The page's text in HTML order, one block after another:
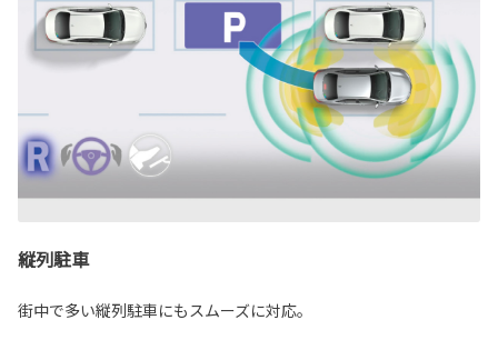
縦列駐車
街中で多い縦列駐車にもスムーズに対応。